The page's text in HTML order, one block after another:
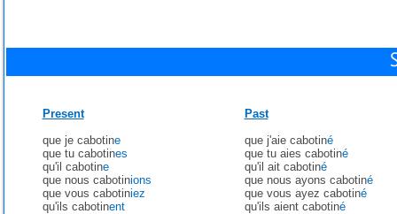
Present
que je cabotine
que tu cabotines
qu'il cabotine
que nous cabotinions
que vous cabotiniez
qu'ils cabotinent
Past
que j'aie cabotiné
que tu aies cabotiné
qu'il ait cabotiné
que nous ayons cabotiné
que vous ayez cabotiné
qu'ils aient cabotiné